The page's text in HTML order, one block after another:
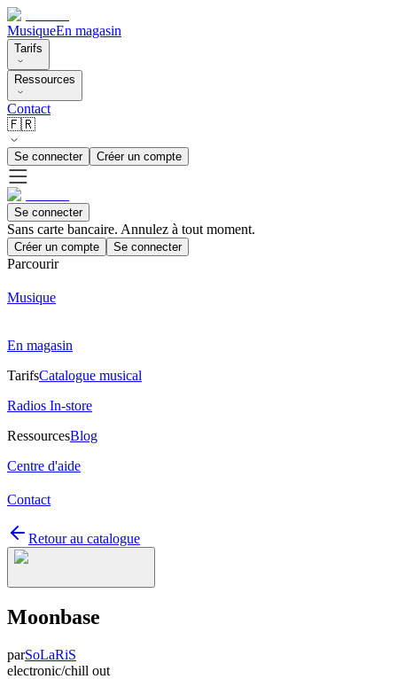
MusiqueEn magasin
Tarifs
Ressources
Contact
🇫🇷
Se connecter Créer un compte
Se connecter
Sans carte bancaire. Annulez à tout moment.
Créer un compte Se connecter
Parcourir
Musique
En magasin
TarifsCatalogue musical
Radios In-store
RessourcesBlog
Centre d'aide
Contact
Retour au catalogue
Moonbase
parSoLaRiS
electronic/chill out